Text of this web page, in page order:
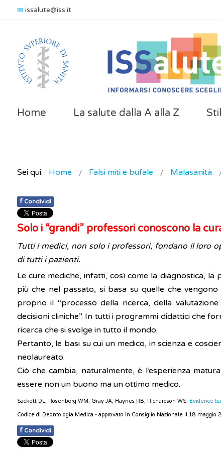
issalute@iss.it
Home La salute dalla A alla Z
Sei qui: Home Falsi miti e bufale Malasanità
f Condividi
Solo i “grandi” professori conoscono la
Tutti i medici, non solo i professori, fondano il loro
di tutti i pazienti.
Le cure mediche, infatti, così come la diagnostica,
più che nel passato, si basa su quelle che
proprio il “processo della ricerca, della
decisioni cliniche”. In tutti i programmi didattici che
ricerca che si svolge in tutto il mondo.
Pertanto, le basi su cui un medico, in scienza e
neolaureato.
Ciò che cambia, naturalmente, è l’esperienza
essere non un buono ma un ottimo medico.
Sackett DL, Rosenberg WM, Gray JA, Haynes RB, Richardson WS. Evidence
Codice di Deontologia Medica - approvato in Consiglio Nazionale il 18 maggio
f Condividi